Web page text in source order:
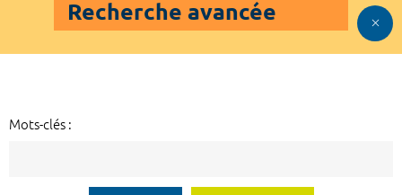
Recherche avancée
Mots-clés :